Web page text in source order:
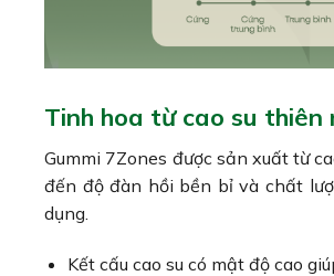
Tinh hoa từ cao su thiên
Gummi 7Zones được sản xuất từ
đến độ đàn hồi bền bỉ và chất
dụng.
Kết cấu cao su có mật độ cao